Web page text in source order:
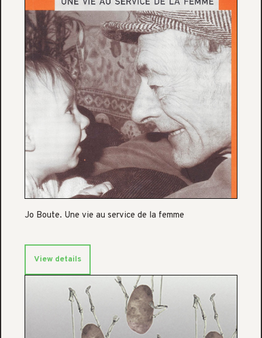
Jo Boute. Une vie au service de la femme
View details